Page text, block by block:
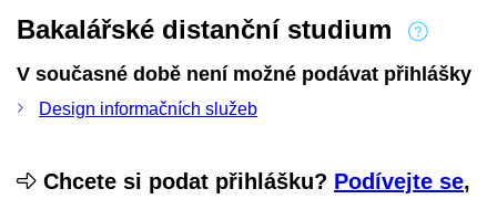
Bakalářské distanční studium
V současné době není možné podávat přihlášky
Design informačních služeb
Chcete si podat přihlášku? Podívejte se,